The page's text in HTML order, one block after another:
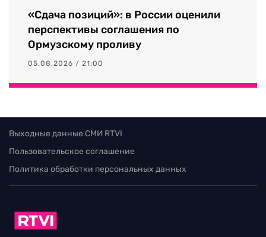
«Сдача позиций»: в России оценили
перспективы соглашения по
Ормузскому проливу
05.08.2026 / 21:00
Выходные данные СМИ RTVI
Пользовательское соглашение
Политика обработки персональных данных